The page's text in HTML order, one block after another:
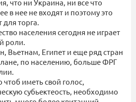
что ни Украина, ни все что
в нее не входят и поэтому это
для торга.
населения сегодня не играет
роли.
Вьетнам, Египет и еще ряд стран
по населению, больше ФРГ
чтоб иметь свой голос,
субьектеость, необходимо